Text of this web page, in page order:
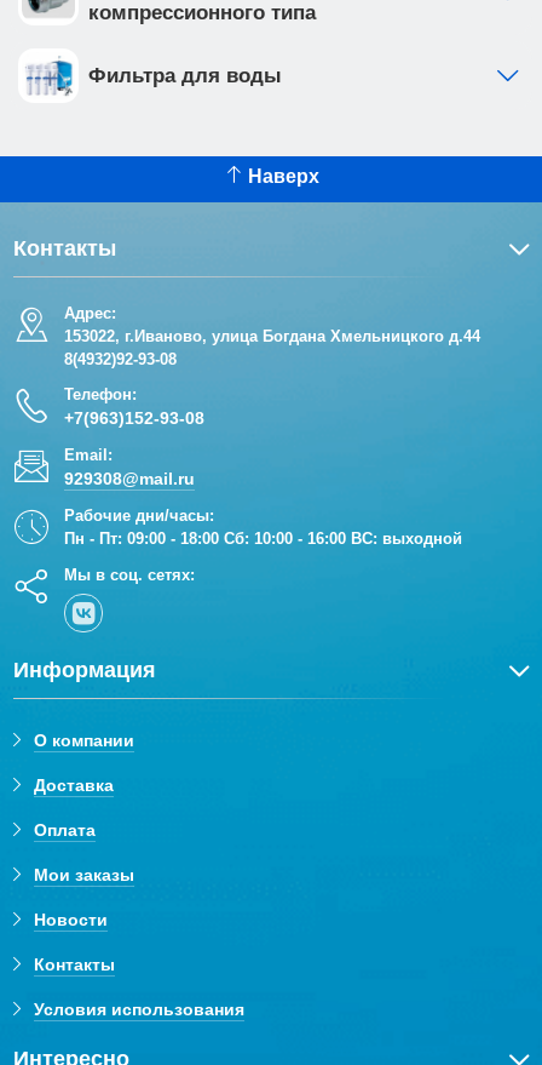
компрессионного типа
Фильтра для воды
Наверх
Контакты
Адрес:
153022, г.Иваново, улица Богдана Хмельницкого д.44
8(4932)92-93-08
Телефон:
+7(963)152-93-08
Email:
929308@mail.ru
Рабочие дни/часы:
Пн - Пт: 09:00 - 18:00 Сб: 10:00 - 16:00 ВС: выходной
Мы в соц. сетях:
Информация
О компании
Доставка
Оплата
Мои заказы
Новости
Контакты
Условия использования
Интересно